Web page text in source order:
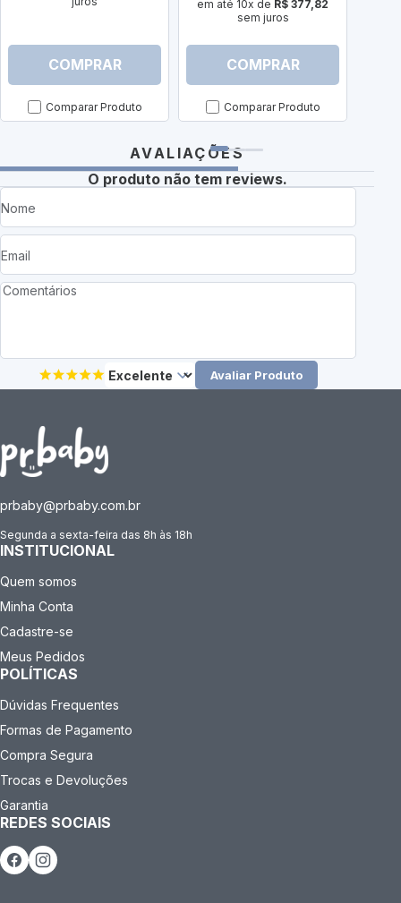
COMPRAR
Comparar Produto
em até 10x de R$ 377,82
sem juros
COMPRAR
Comparar Produto
AVALIAÇÕES
O produto não tem reviews.
Avaliar Produto
prbaby@prbaby.com.br
Segunda a sexta-feira das 8h às 18h
INSTITUCIONAL
Quem somos
Minha Conta
Cadastre-se
Meus Pedidos
POLÍTICAS
Dúvidas Frequentes
Formas de Pagamento
Compra Segura
Trocas e Devoluções
Garantia
REDES SOCIAIS